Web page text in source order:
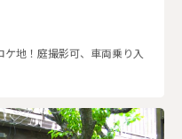
地！庭撮影可、車両乗り入